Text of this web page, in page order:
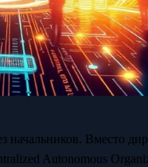
Вместо
Autonomous